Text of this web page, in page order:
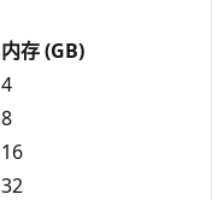
内存 (GB)
4
8
16
32